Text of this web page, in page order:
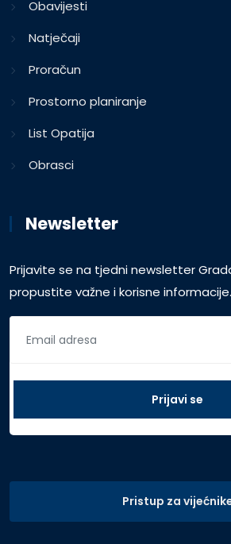
Obavijesti
Natječaji
Proračun
Prostorno planiranje
List Opatija
Obrasci
Newsletter
Prijavite se na tjedni newsletter
propustite važne i korisne informacije.
Pristup za